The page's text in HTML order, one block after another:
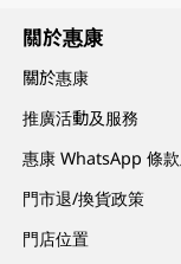
關於惠康
關於惠康
推廣活動及服務
惠康 WhatsApp 條
門市退/換貨政策
門店位置